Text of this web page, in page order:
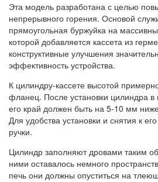
Эта модель разработана с целью
непрерывного горения. Основой
прямоугольная буржуйка на
которой добавляется кассета из
конструктивные улучшения
эффективность устройства.
К цилиндру-кассете высотой
фланец. После установки цилиндра в
его край должен быть на 5-10 мм
Для удобства установки и снятия к
ручки.
Цилиндр заполняют дровами таким
ними оставалось немного
печь они должны опуститься на